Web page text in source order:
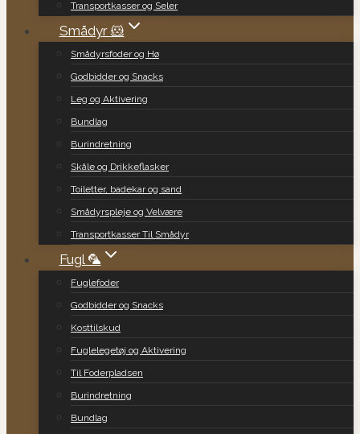
Transportkasser og Seler
Smådyr 🐹
Smådyrsfoder og Hø
Godbidder og Snacks
Leg og Aktivering
Bundlag
Burindretning
Skåle og Drikkeflasker
Toiletter, badekar og sand
Smådyrspleje og Velvære
Transportkasser Til Smådyr
Fugl 🦜
Fuglefoder
Godbidder og Snacks
Kosttilskud
Fuglelegetøj og Aktivering
Til Foderpladsen
Burindretning
Bundlag